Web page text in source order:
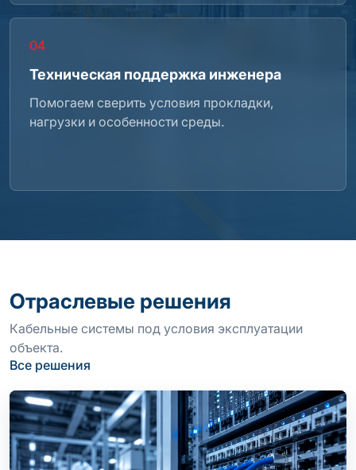
04
Техническая поддержка инженера
Помогаем сверить условия прокладки,
нагрузки и особенности среды.
Отраслевые решения
Кабельные системы под условия эксплуатации
объекта.
Все решения